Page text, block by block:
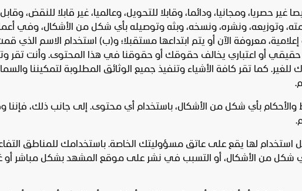
حصريا، ومجانيا، ودائما، وقابلا للتحويل، وعالميا، غير قابلا للنقض،
وتوزيعه، ونشره، ونسخه، وبثه وتوصيله بأي شكل من الأشكال، وفي
معروفة الآن أو يتم ابتداعها مستقبلا؛ و(ب) استخدام الاسم الذي
حقيقي أو اعتباري يخالف حقوقك أو حقوقنا في هذا المحتوى. وأنت تقر
كما تقر كافة الأشياء وتنفيذ جميع الوثائق المطلوبة لتمكيننا
والأحكام بأي شكل من الأشكال، باستخدام أي محتوى. إلى جانب ذلك،
استخدام لها يقع على عاتق مسؤوليتك الخاصة. باستخدامك للمناطق
نشر بأي شكل من الأشكال، أو التسبب في نشر على موقع المشهد بشكل مباشر